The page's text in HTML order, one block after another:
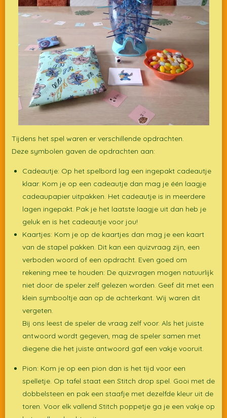
Tijdens het spel waren er verschillende opdrachten.
Deze symbolen gaven de opdrachten aan:
Cadeautje: Op het spelbord lag een ingepakt cadeautje
klaar. Kom je op een cadeautje dan mag je één laagje
cadeaupapier uitpakken. Het cadeautje is in meerdere
lagen ingepakt. Pak je het laatste laagje uit dan heb je
geluk en is het cadeautje voor jou!
Kaartjes: Kom je op de kaartjes dan mag je een kaart
van de stapel pakken. Dit kan een quizvraag zijn, een
verboden woord of een opdracht. Even goed om
rekening mee te houden: De quizvragen mogen natuurlijk
niet door de speler zelf gelezen worden. Geef dit met een
klein symbooltje aan op de achterkant. Wij waren dit
vergeten.
Bij ons leest de speler de vraag zelf voor. Als het juiste
antwoord wordt gegeven, mag de speler samen met
diegene die het juiste antwoord gaf een vakje vooruit.
Pion: Kom je op een pion dan is het tijd voor een
spelletje. Op tafel staat een Stitch drop spel. Gooi met de
dobbelsteen en pak een staafje met dezelfde kleur uit de
toren. Voor elk vallend Stitch poppetje ga je een vakje op